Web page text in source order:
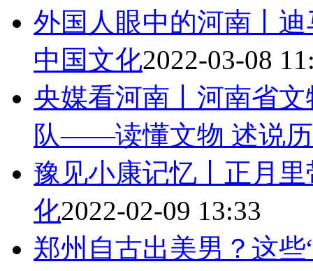
外国人眼中的河南丨
中国文化2022-03-08
央媒看河南丨河南省
队——读懂文物 述说
豫见小康记忆丨正月
化2022-02-09 13:33
郑州自古出美男？这